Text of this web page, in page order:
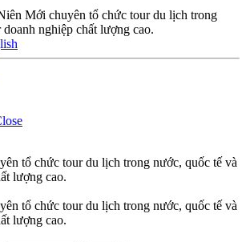
Mới chuyên tổ chức tour du lịch trong
nghiệp chất lượng cao.
tổ chức tour du lịch trong nước, quốc tế và
lượng cao.
tổ chức tour du lịch trong nước, quốc tế và
lượng cao.